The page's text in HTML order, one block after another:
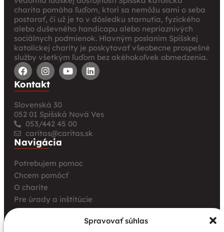
Spravovať súhlas
charita pomáha ľuďom, ktorí sa nemôžu sami o seba
postarať, či už je to v dôsledku starnutia, fyzického
alebo duševného handicapu alebo nepriaznivých
sociálnych podmienok. Hlavným poslaním Spišskej
katolíckej charity je poskytovať všeobecne prospešné
služby všetkým ľuďom bez akéhokoľvek obmedzenia.
Kontakt
Slovenská 30
052 01 Spišská Nová Ves
053/442 45 00
caritas@caritas.sk
Navigácia
Potrebujem pomoc
Chcem pomôcť
O charite
Pre úrady a inštitúcie
Farské charity